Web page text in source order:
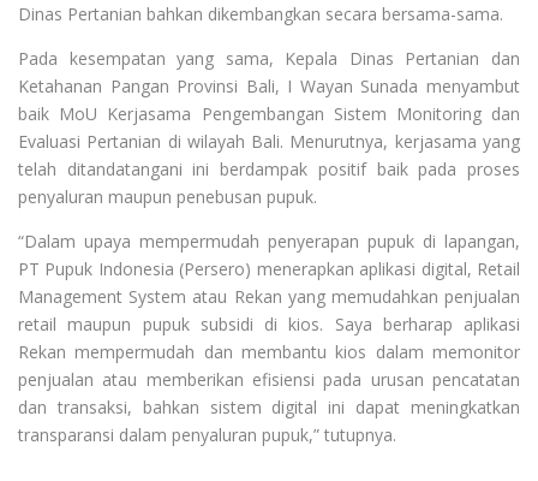
Dinas Pertanian bahkan dikembangkan secara bersama-sama.
Pada kesempatan yang sama, Kepala Dinas Pertanian dan
Ketahanan Pangan Provinsi Bali, I Wayan Sunada menyambut
baik MoU Kerjasama Pengembangan Sistem Monitoring dan
Evaluasi Pertanian di wilayah Bali. Menurutnya, kerjasama yang
telah ditandatangani ini berdampak positif baik pada proses
penyaluran maupun penebusan pupuk.
“Dalam upaya mempermudah penyerapan pupuk di lapangan,
PT Pupuk Indonesia (Persero) menerapkan aplikasi digital, Retail
Management System atau Rekan yang memudahkan penjualan
retail maupun pupuk subsidi di kios. Saya berharap aplikasi
Rekan mempermudah dan membantu kios dalam memonitor
penjualan atau memberikan efisiensi pada urusan pencatatan
dan transaksi, bahkan sistem digital ini dapat meningkatkan
transparansi dalam penyaluran pupuk,” tutupnya.